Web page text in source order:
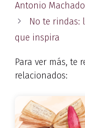
Antonio Machado
No te rindas:
que inspira
Para ver más, te
relacionados: